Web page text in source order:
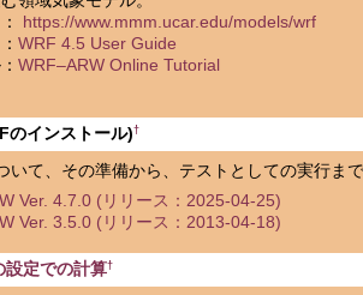
https://www.mmm.ucar.edu/models/wrf
WRF 4.5 User Guide
WRF–ARW Online Tutorial
のインストール)†
いて、その準備から、テストとしての実行ま
Ver. 4.7.0 (リリース：2025-04-25)
Ver. 3.5.0 (リリース：2013-04-18)
設定での計算†